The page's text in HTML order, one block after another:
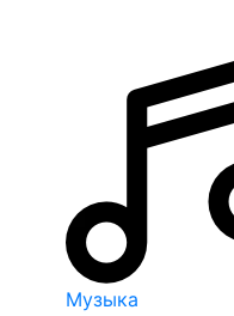
Музыка